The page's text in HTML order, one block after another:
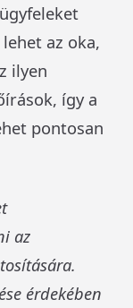
az oka,
ilyen
így a
pontosan
az
érdekében